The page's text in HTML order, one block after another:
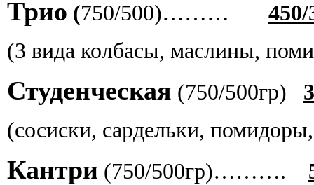
Трио (750/500)……… 450/
(3 вида колбасы, маслины,
Студенческая (750/500гр)
(сосиски, сардельки,
Кантри (750/500гр)……….